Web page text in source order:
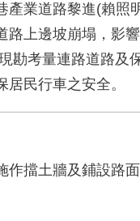
產業道路黎進(賴照
路上邊坡崩塌，影
勘考量連路道路及
民行車之安全。
作擋土牆及鋪設路